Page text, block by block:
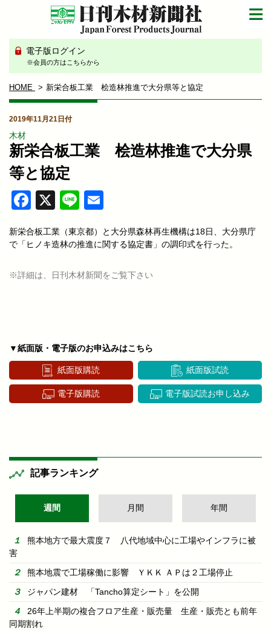
電子版ログイン
※会員の方はこちらから
HOME 新栄合板工業 桧造林推進で大分県等と協定
2019年11月21日付
木材
新栄合板工業 桧造林推進で大分県
等と協定
Facebook
X Line
新栄合板工業（東京都）と大分県森林再生機構は18日、大分県庁
で「ヒノキ造林の推進に関する協定書」の調印式を行った。
※詳細は、日刊木材新聞をご覧下さい
▼紙面版・電子版のお申込みはこちら
紙面版購読 紙面版試読
電子版購読 電子版試読お申し込み
記事ランキング
週間 月間 年間
熊本地方で最大震度７ 八代地域中心に工場やインフラに被
害
熊本地震で工場稼働に影響 ＹＫＫ ＡＰは２工場停止
ジャパン建材 「Tancho算定シート」を公開
26年上半期の複合フロア生産・販売量 生産・販売とも前年
同期割れ